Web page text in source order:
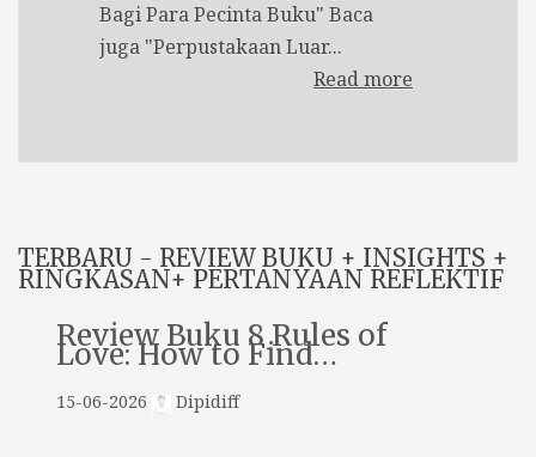
Bagi Para Pecinta Buku" Baca
juga "Perpustakaan Luar...
Read more
TERBARU - REVIEW BUKU + INSIGHTS +
RINGKASAN+ PERTANYAAN REFLEKTIF
Review Buku 8 Rules of
Love: How to Find…
15-06-2026 Dipidiff